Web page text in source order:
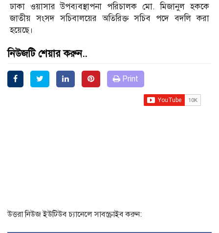
ঢাকা ওয়াসার উপব্যবস্থাপনা পরিচালক মো. মিজানুল হককে
জাতীয় সংসদ সচিবালয়ের অতিরিক্ত সচিব পদে বদলি করা
হয়েছে।
নিউজটি শেয়ার করুন..
Print
উত্তরা নিউজ ইউটিউব চ্যানেলে সাবস্ক্রাইব করুন: